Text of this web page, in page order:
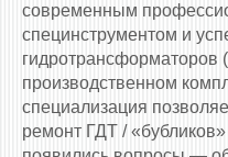
современным
специнструментом и
гидротрансформаторов
производственном
специализация
ремонт ГДТ /